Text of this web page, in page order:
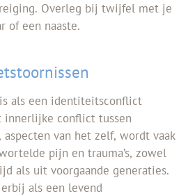
Overleg bij twijfel met je
of een naaste.
als een identiteitsconflict
innerlijke conflict tussen
aspecten van het zelf, wordt vaak
pijn en trauma’s, zowel
als uit voorgaande generaties.
als een levend